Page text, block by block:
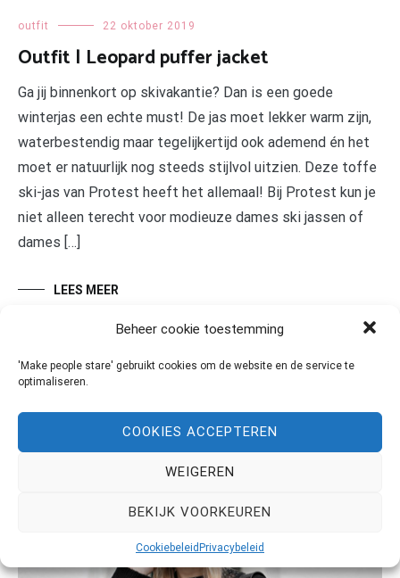
Beheer cookie toestemming
'Make people stare' gebruikt cookies om de website en de service te
optimaliseren.
COOKIES ACCEPTEREN
WEIGEREN
BEKIJK VOORKEUREN
CookiebeleidPrivacybeleid
outfit 22 oktober 2019
Outfit | Leopard puffer jacket
Ga jij binnenkort op skivakantie? Dan is een goede
winterjas een echte must! De jas moet lekker warm zijn,
waterbestendig maar tegelijkertijd ook ademend én het
moet er natuurlijk nog steeds stijlvol uitzien. Deze toffe
ski-jas van Protest heeft het allemaal! Bij Protest kun je
niet alleen terecht voor modieuze dames ski jassen of
dames […]
LEES MEER